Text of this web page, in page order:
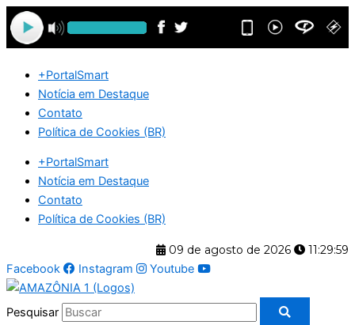
Ir
para
o
+PortalSmart
Notícia em Destaque
Contato
Política de Cookies (BR)
+PortalSmart
Notícia em Destaque
Contato
Política de Cookies (BR)
09 de agosto de 2026
11:29:59
Facebook
Instagram Youtube
Pesquisar